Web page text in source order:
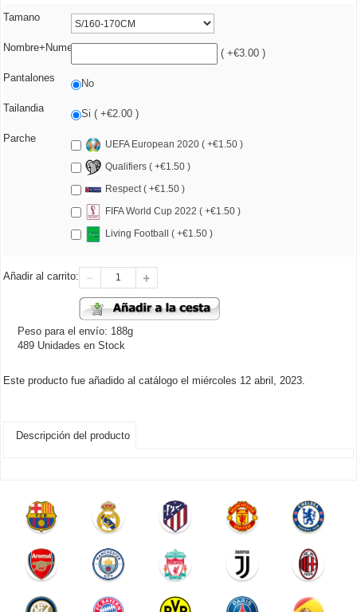
Tamano
Nombre+Numero ( +€3.00 )
Pantalones No
Tailandia Si ( +€2.00 )
Parche
UEFA European 2020 ( +€1.50 )
Qualifiers ( +€1.50 )
Respect ( +€1.50 )
FIFA World Cup 2022 ( +€1.50 )
Living Football ( +€1.50 )
Añadir al carrito:
Peso para el envío: 188g
489 Unidades en Stock
Este producto fue añadido al catálogo el miércoles 12 abril, 2023.
Descripción del producto